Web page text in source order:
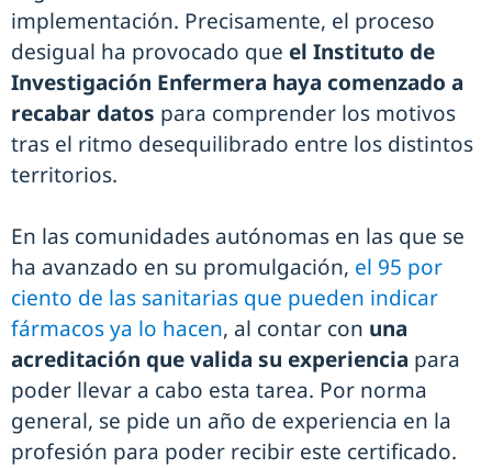
implementación. Precisamente, el proceso
desigual ha provocado que el Instituto de
Investigación Enfermera haya comenzado a
recabar datos para comprender los motivos
tras el ritmo desequilibrado entre los distintos
territorios.
En las comunidades autónomas en las que se
ha avanzado en su promulgación, el 95 por
ciento de las sanitarias que pueden indicar
fármacos ya lo hacen, al contar con una
acreditación que valida su experiencia para
poder llevar a cabo esta tarea. Por norma
general, se pide un año de experiencia en la
profesión para poder recibir este certificado.